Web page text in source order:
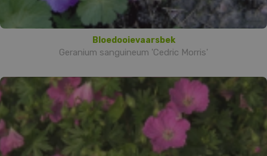
Bloedooievaarsbek
Geranium sanguineum 'Cedric Morris'